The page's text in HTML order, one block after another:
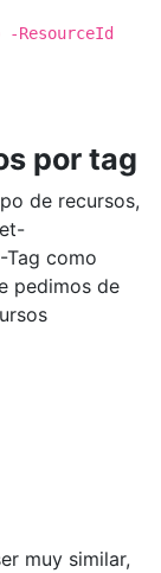
-ResourceId
por tag
de recursos,
Tag como
pedimos de
muy similar,